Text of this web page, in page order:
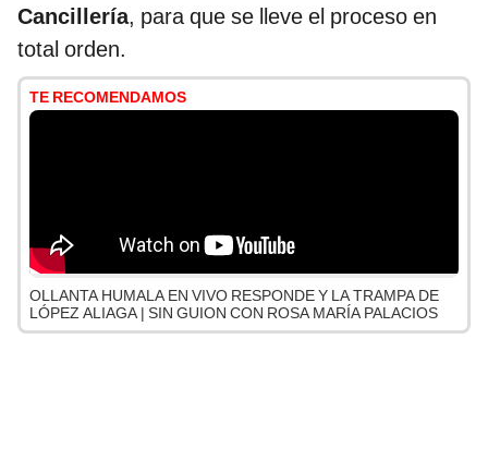
Cancillería, para que se lleve el proceso en
total orden.
TE RECOMENDAMOS
OLLANTA HUMALA EN VIVO RESPONDE Y LA TRAMPA DE
LÓPEZ ALIAGA | SIN GUION CON ROSA MARÍA PALACIOS